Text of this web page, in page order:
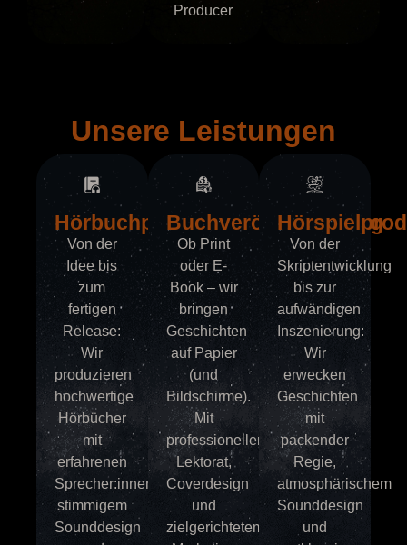
Producer
Unsere Leistungen
Hörbuchproduktion
Von der
Idee bis
zum
fertigen
Release:
Wir
produzieren
hochwertige
Hörbücher
mit
erfahrenen
Sprecher:innen,
stimmigem
Sounddesign
Buchveröffentlichung
Ob Print
oder E-
Book – wir
bringen
Geschichten
auf Papier
(und
Bildschirme).
Mit
professionellem
Lektorat,
Coverdesign
und
zielgerichtetem
Von der
Skriptentwicklung
bis zur
aufwändigen
Inszenierung:
Wir
erwecken
Geschichten
mit
packender
Regie,
atmosphärischem
Sounddesign
und